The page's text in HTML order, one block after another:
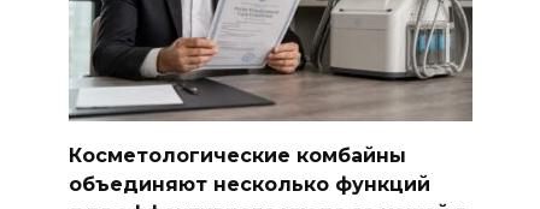
Косметологические комбайны
объединяют несколько функций